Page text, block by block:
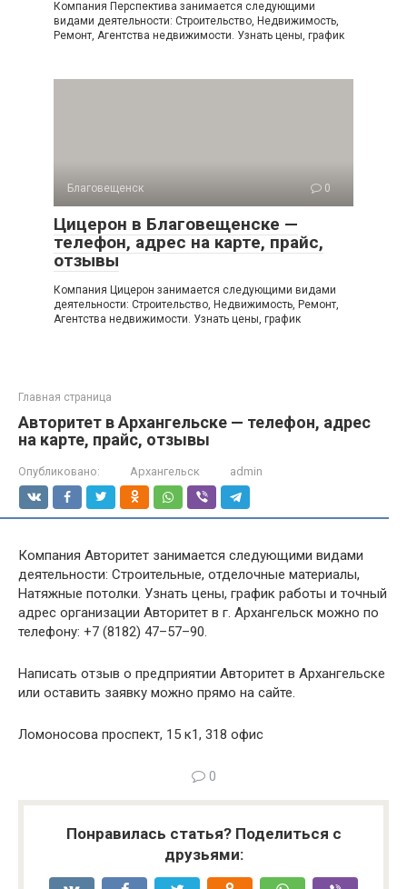
Компания Перспектива занимается следующими
видами деятельности: Строительство, Недвижимость,
Ремонт, Агентства недвижимости. Узнать цены, график
Благовещенск 0
Цицерон в Благовещенске —
телефон, адрес на карте, прайс,
отзывы
Компания Цицерон занимается следующими видами
деятельности: Строительство, Недвижимость, Ремонт,
Агентства недвижимости. Узнать цены, график
Главная страница
Авторитет в Архангельске — телефон, адрес
на карте, прайс, отзывы
Опубликовано: Архангельск admin
Компания Авторитет занимается следующими видами
деятельности: Строительные, отделочные материалы,
Натяжные потолки. Узнать цены, график работы и точный
адрес организации Авторитет в г. Архангельск можно по
телефону: +7 (8182) 47–57–90.
Написать отзыв о предприятии Авторитет в Архангельске
или оставить заявку можно прямо на сайте.
Ломоносова проспект, 15 к1, 318 офис
0
Понравилась статья? Поделиться с
друзьями: